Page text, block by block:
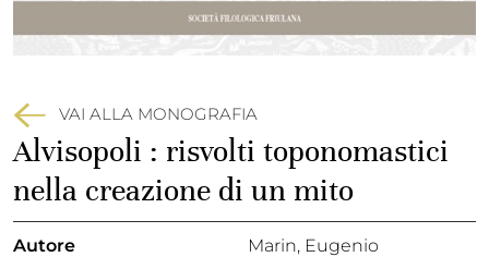
VAI ALLA MONOGRAFIA
Alvisopoli : risvolti toponomastici
nella creazione di un mito
Autore
Marin, Eugenio